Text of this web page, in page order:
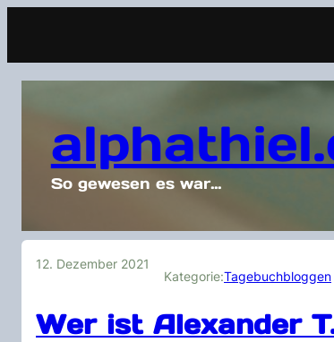
So gewesen es war…
12. Dezember 2021
Kategorie:Tagebuchbloggen
Wer ist Alexander